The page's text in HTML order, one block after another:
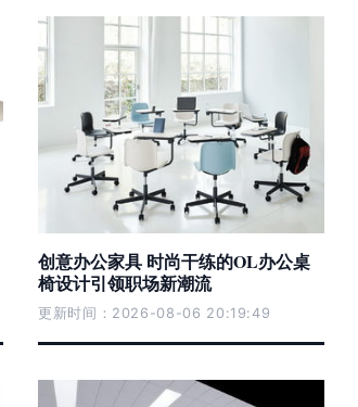
创意办公家具 时尚干练的OL办公桌
椅设计引领职场新潮流
更新时间：2026-08-06 20:19:49